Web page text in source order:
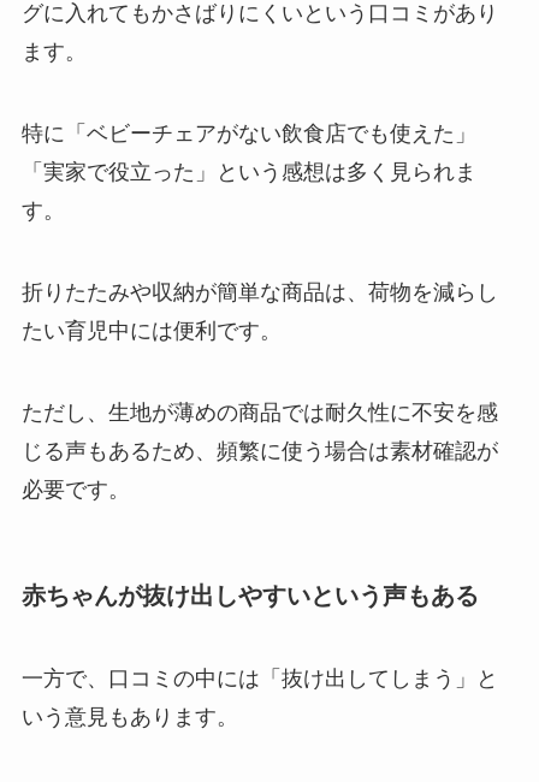
グに入れてもかさばりにくいという口コミがあり
ます。
特に「ベビーチェアがない飲食店でも使えた」
「実家で役立った」という感想は多く見られま
す。
折りたたみや収納が簡単な商品は、荷物を減らし
たい育児中には便利です。
ただし、生地が薄めの商品では耐久性に不安を感
じる声もあるため、頻繁に使う場合は素材確認が
必要です。
赤ちゃんが抜け出しやすいという声もある
一方で、口コミの中には「抜け出してしまう」と
いう意見もあります。